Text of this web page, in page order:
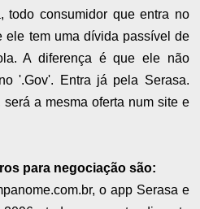
todo consumidor que entra no
ele tem uma dívida passível de
A diferença é que ele não
'.Gov'. Entra já pela Serasa.
a mesma oferta num site e
para negociação são:
o app Serasa e